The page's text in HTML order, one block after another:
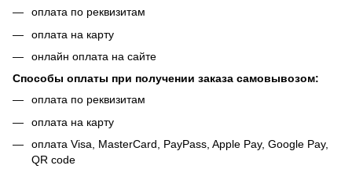
оплата по реквизитам
оплата на карту
онлайн оплата на сайте
Способы оплаты при получении заказа самовывозом:
оплата по реквизитам
оплата на карту
оплата Visa, MasterCard, PayPass, Apple Pay, Google Pay,
QR code